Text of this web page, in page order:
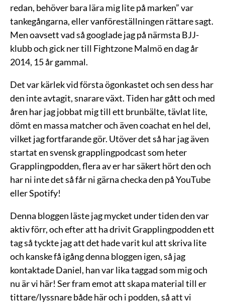
redan, behöver bara lära mig lite på marken” var
tankegångarna, eller vanföreställningen rättare sagt.
Men oavsett vad så googlade jag på närmsta BJJ-
klubb och gick ner till Fightzone Malmö en dag år
2014, 15 år gammal.
Det var kärlek vid första ögonkastet och sen dess har
den inte avtagit, snarare växt. Tiden har gått och med
åren har jag jobbat mig till ett brunbälte, tävlat lite,
dömt en massa matcher och även coachat en hel del,
vilket jag fortfarande gör. Utöver det så har jag även
startat en svensk grapplingpodcast som heter
Grapplingpodden, flera av er har säkert hört den och
har ni inte det så får ni gärna checka den på YouTube
eller Spotify!
Denna bloggen läste jag mycket under tiden den var
aktiv förr, och efter att ha drivit Grapplingpodden ett
tag så tyckte jag att det hade varit kul att skriva lite
och kanske få igång denna bloggen igen, så jag
kontaktade Daniel, han var lika taggad som mig och
nu är vi här! Ser fram emot att skapa material till er
tittare/lyssnare både här och i podden, så att vi